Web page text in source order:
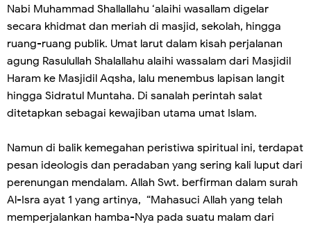
Nabi Muhammad Shallallahu ‘alaihi wasallam digelar
secara khidmat dan meriah di masjid, sekolah, hingga
ruang-ruang publik. Umat larut dalam kisah perjalanan
agung Rasulullah Shalallahu alaihi wassalam dari Masjidil
Haram ke Masjidil Aqsha, lalu menembus lapisan langit
hingga Sidratul Muntaha. Di sanalah perintah salat
ditetapkan sebagai kewajiban utama umat Islam.
Namun di balik kemegahan peristiwa spiritual ini, terdapat
pesan ideologis dan peradaban yang sering kali luput dari
perenungan mendalam. Allah Swt. berfirman dalam surah
Al-Isra ayat 1 yang artinya, “Mahasuci Allah yang telah
memperjalankan hamba-Nya pada suatu malam dari